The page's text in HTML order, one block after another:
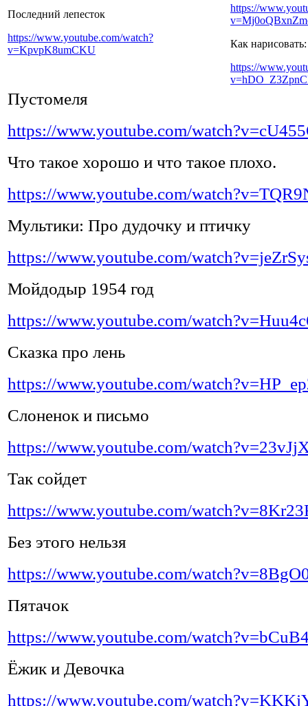
Последний лепесток
https://www.youtube.com/watch?
v=KpvpK8umCKU
https://
Как
https://
Пустомеля
https://www.youtube.com/
Что такое хорошо и что такое плохо.
https://www.youtube.com/
Мультики: Про дудочку и птичку
https://www.youtube.com/
Мойдодыр 1954 год
https://www.youtube.com/
Сказка про лень
https://www.youtube.com/
Слоненок и письмо
https://www.youtube.com/
Так сойдет
https://www.youtube.com/
Без этого нельзя
https://www.youtube.com/
Пятачок
https://www.youtube.com/
Ёжик и Девочка
https://www.youtube.com/